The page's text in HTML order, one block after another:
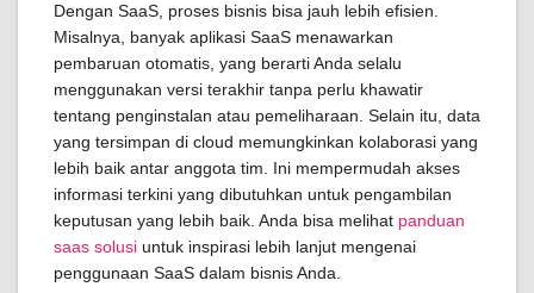
Dengan SaaS, proses bisnis bisa jauh lebih efisien.
Misalnya, banyak aplikasi SaaS menawarkan
pembaruan otomatis, yang berarti Anda selalu
menggunakan versi terakhir tanpa perlu khawatir
tentang penginstalan atau pemeliharaan. Selain itu, data
yang tersimpan di cloud memungkinkan kolaborasi yang
lebih baik antar anggota tim. Ini mempermudah akses
informasi terkini yang dibutuhkan untuk pengambilan
keputusan yang lebih baik. Anda bisa melihat panduan
saas solusi untuk inspirasi lebih lanjut mengenai
penggunaan SaaS dalam bisnis Anda.